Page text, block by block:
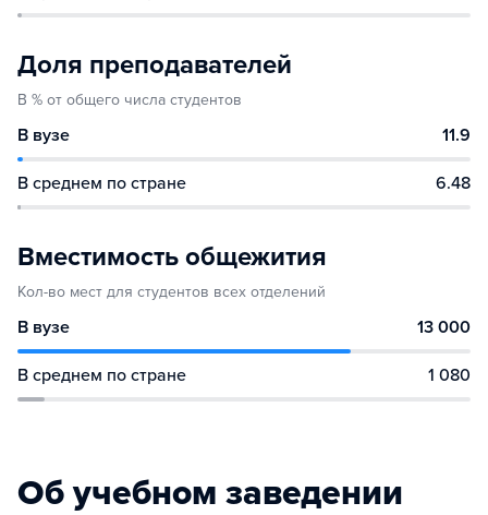
Доля преподавателей
В % от общего числа студентов
В вузе 11.9
В среднем по стране 6.48
Вместимость общежития
Кол-во мест для студентов всех отделений
В вузе 13 000
В среднем по стране 1 080
Об учебном заведении